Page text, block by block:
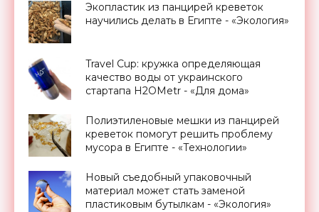
Экопластик из панцирей креветок
научились делать в Египте - «Экология»
Travel Cup: кружка определяющая
качество воды от украинского
стартапа H2OMetr - «Для дома»
Полиэтиленовые мешки из панцирей
креветок помогут решить проблему
мусора в Египте - «Технологии»
Новый съедобный упаковочный
материал может стать заменой
пластиковым бутылкам - «Экология»